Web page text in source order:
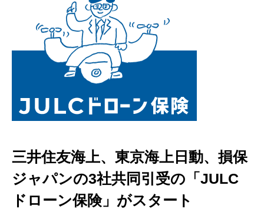
三井住友海上、東京海上日動、損保
ジャパンの3社共同引受の「JULC
ドローン保険」がスタート